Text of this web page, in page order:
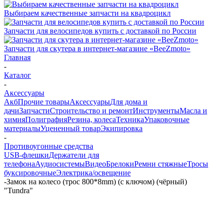
Выбираем качественные запчасти на квадроцикл
Запчасти для велосипедов купить с доставкой по России
Запчасти для скутера в интернет-магазине «BeeZmoto»
Главная
-
Каталог
-
Аксессуары
АкбПрочие товарыАксессуарыДля дома и
дачиЗапчастиСтроительство и ремонтИнструментыМасла и
химияПолиграфияРезина, колесаТехникаУпаковочные
материалыУцененный товарЭкипировка
-
Противоугонные средства
USB-флешкиДержатели для
телефонаАудиосистемыВидеоБрелокиРемни стяжныеТросы
буксировочныеЭлектрика/освещение
-Замок на колесо (трос 800*8mm) (с ключом) (чёрный)
"Tundra"